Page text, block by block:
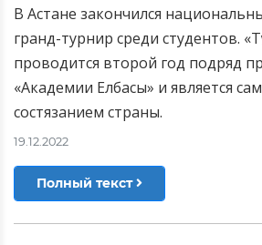
В Астане закончился
гранд-турнир среди студентов.
проводится второй год подряд
«Академии Елбасы» и является
состязанием страны.
19.12.2022
Полный текст